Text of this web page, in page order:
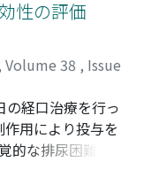
symptoms and
tranilast, it
was
prostate of the
of the
of the
After one
hospital with
findings
polyp in the
of the polyp
that the
性の評価
Volume 38 , Issue
;富田, 能弘;大森,
仁;梶原, 一郎;副島,
高山, 一生;三原, 幸
経口治療を行っ
用により投与を
な排尿困難度,
善した.3)前立腺